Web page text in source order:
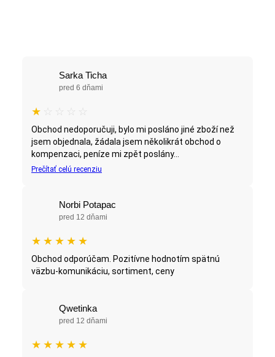
Sarka Ticha
pred 6 dňami
★ ☆ ☆ ☆ ☆
Obchod nedoporučuji, bylo mi posláno jiné zboží než
jsem objednala, žádala jsem několikrát obchod o
kompenzaci, peníze mi zpět poslány...
Prečítať celú recenziu
Norbi Potapac
pred 12 dňami
★ ★ ★ ★ ★
Obchod odporúčam. Pozitívne hodnotím spätnú
väzbu-komunikáciu, sortiment, ceny
Qwetinka
pred 12 dňami
★ ★ ★ ★ ★